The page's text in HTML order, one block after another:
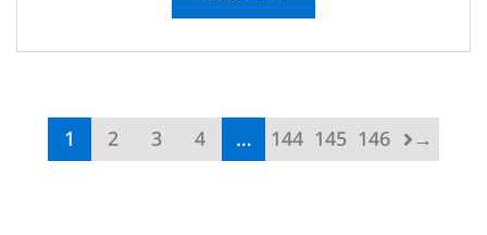
1 2 3 4 … 144 145 146 →